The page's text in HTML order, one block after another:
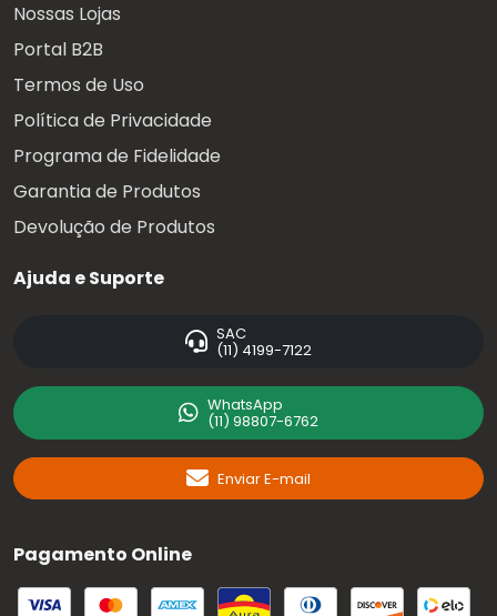
Nossas Lojas
Portal B2B
Termos de Uso
Política de Privacidade
Programa de Fidelidade
Garantia de Produtos
Devolução de Produtos
Ajuda e Suporte
SAC
(11) 4199-7122
WhatsApp
(11) 98807-6762
Enviar E-mail
Pagamento Online